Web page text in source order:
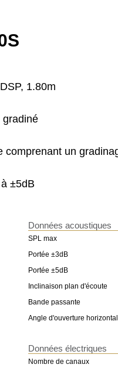
1.80m
gradiné
un
±5dB
Données acoustiques
SPL max
Portée ±3dB
Portée ±5dB
Inclinaison plan d'écoute
Bande passante
Angle d'ouverture
Données électriques
Nombre de canaux